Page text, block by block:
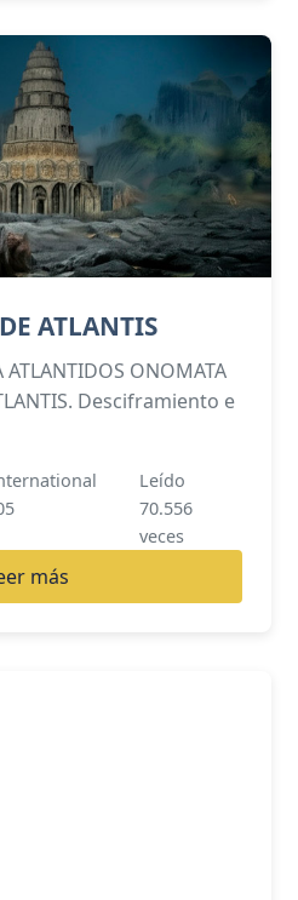
ATLANTIS
ONOMATA
Desciframiento e
Leído
70.556
veces
más